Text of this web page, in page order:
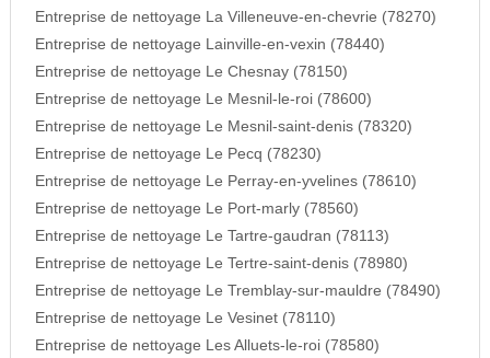
Entreprise de nettoyage La Villeneuve-en-chevrie (78270)
Entreprise de nettoyage Lainville-en-vexin (78440)
Entreprise de nettoyage Le Chesnay (78150)
Entreprise de nettoyage Le Mesnil-le-roi (78600)
Entreprise de nettoyage Le Mesnil-saint-denis (78320)
Entreprise de nettoyage Le Pecq (78230)
Entreprise de nettoyage Le Perray-en-yvelines (78610)
Entreprise de nettoyage Le Port-marly (78560)
Entreprise de nettoyage Le Tartre-gaudran (78113)
Entreprise de nettoyage Le Tertre-saint-denis (78980)
Entreprise de nettoyage Le Tremblay-sur-mauldre (78490)
Entreprise de nettoyage Le Vesinet (78110)
Entreprise de nettoyage Les Alluets-le-roi (78580)